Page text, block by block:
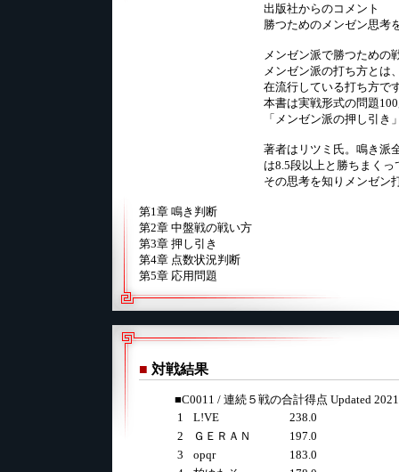
出版社からのコメント
勝つためのメンゼン思考
メンゼン派で勝つための
メンゼン派の打ち方とは
在流行している打ち方で
本書は実戦形式の問題
「メンゼン派の押し引
著者はリツミ氏。鳴き派
は8.5段以上と勝ちまく
その思考を知りメンゼン
第1章 鳴き判断
第2章 中盤戦の戦い方
第3章 押し引き
第4章 点数状況判断
第5章 応用問題
■ 対戦結果
■C0011 / 連続５戦の合計得点 Updated
1
L!VE
238.0
2
ＧＥＲＡＮ
197.0
3
opqr
183.0